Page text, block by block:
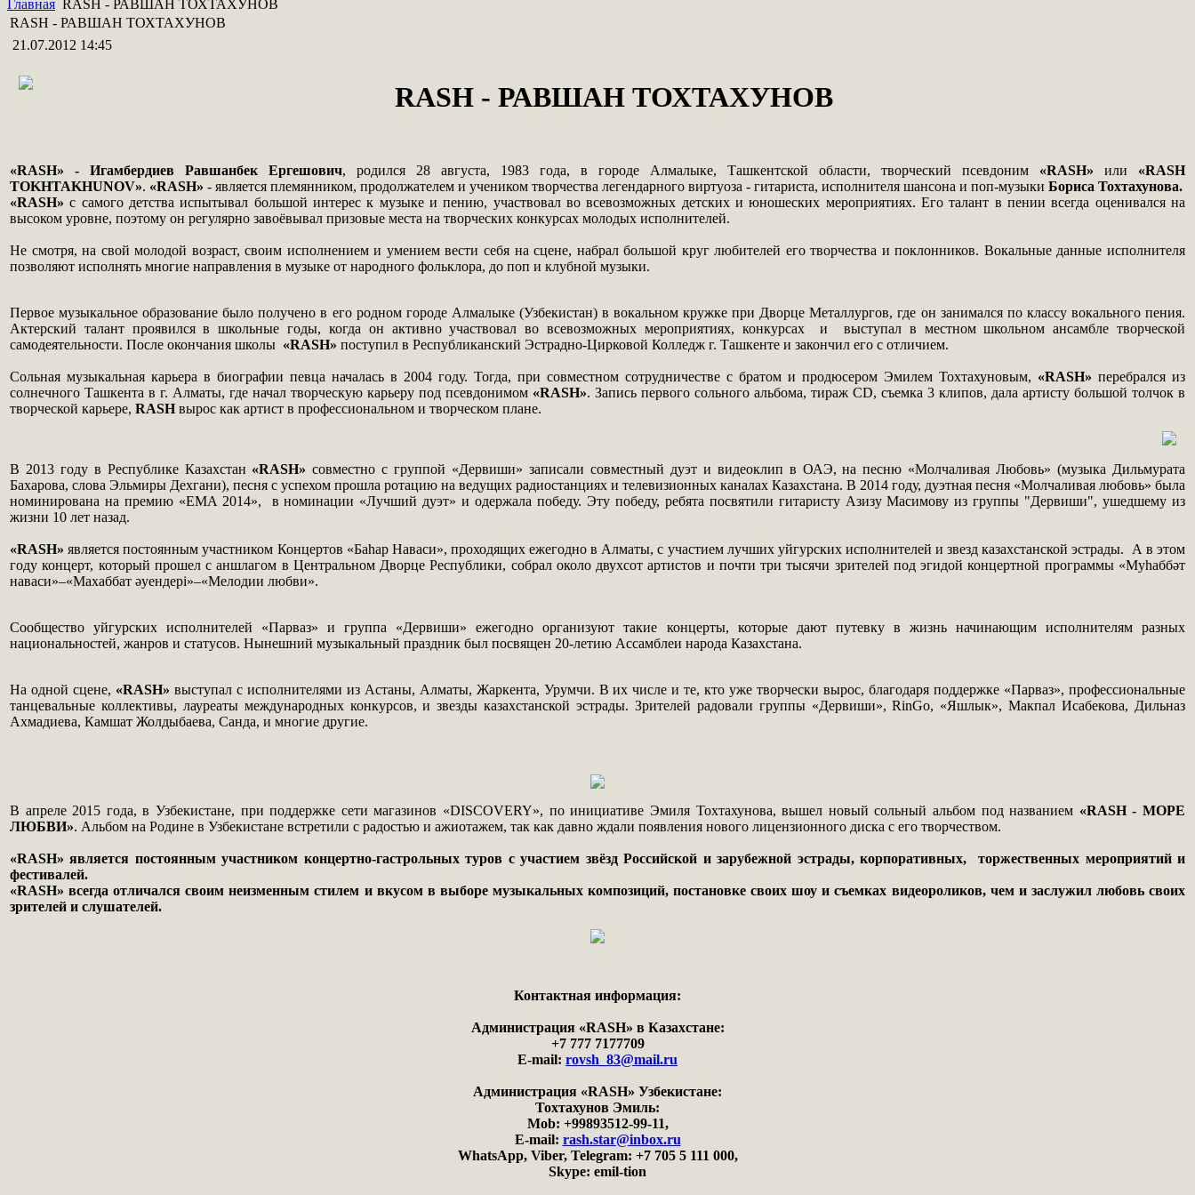
Главная RASH - РАВШАН ТОХТАХУНОВ
RASH - РАВШАН ТОХТАХУНОВ
21.07.2012 14:45
RASH - РАВШАН ТОХТАХУНОВ
«RASH» - Игамбердиев Равшанбек Ергешович, родился 28 августа, 1983 года, в городе Алмалыке, Ташкентской области, творческий псевдоним «RASH» или «RASH
TOKHTAKHUNOV». «RASH» - является племянником, продолжателем и учеником творчества легендарного виртуоза - гитариста, исполнителя шансона и поп-музыки Бориса Тохтахунова.
«RASH» с самого детства испытывал большой интерес к музыке и пению, участвовал во всевозможных детских и юношеских мероприятиях. Его талант в пении всегда оценивался на
высоком уровне, поэтому он регулярно завоёвывал призовые места на творческих конкурсах молодых исполнителей.
Не смотря, на свой молодой возраст, своим исполнением и умением вести себя на сцене, набрал большой круг любителей его творчества и поклонников. Вокальные данные исполнителя
позволяют исполнять многие направления в музыке от народного фольклора, до поп и клубной музыки.
Первое музыкальное образование было получено в его родном городе Алмалыке (Узбекистан) в вокальном кружке при Дворце Металлургов, где он занимался по классу вокального пения.
Актерский талант проявился в школьные годы, когда он активно участвовал во всевозможных мероприятиях, конкурсах и выступал в местном школьном ансамбле творческой
самодеятельности. После окончания школы «RASH» поступил в Республиканский Эстрадно-Цирковой Колледж г. Ташкенте и закончил его с отличием.
Сольная музыкальная карьера в биографии певца началась в 2004 году. Тогда, при совместном сотрудничестве с братом и продюсером Эмилем Тохтахуновым, «RASH» перебрался из
солнечного Ташкента в г. Алматы, где начал творческую карьеру под псевдонимом «RASH». Запись первого сольного альбома, тираж CD, съемка 3 клипов, дала артисту большой толчок в
творческой карьере, RASHвырос как артист в профессиональном и творческом плане.
В 2013 году в Республике Казахстан «RASH» совместно с группой «Дервиши» записали совместный дуэт и видеоклип в ОАЭ, на песню «Молчаливая Любовь» (музыка Дильмурата
Бахарова, слова Эльмиры Дехгани), песня с успехом прошла ротацию на ведущих радиостанциях и телевизионных каналах Казахстана. В 2014 году, дуэтная песня «Молчаливая любовь» была
номинирована на премию «EMA 2014», в номинации «Лучший дуэт» и одержала победу. Эту победу, ребята посвятили гитаристу Азизу Масимову из группы "Дервиши", ушедшему из
жизни 10 лет назад.
«RASH» является постоянным участником Концертов «Баһар Наваси», проходящих ежегодно в Алматы, с участием лучших уйгурских исполнителей и звезд казахстанской эстрады. А в этом
году концерт, который прошел с аншлагом в Центральном Дворце Республики, собрал около двухсот артистов и почти три тысячи зрителей под эгидой концертной программы «Муһаббәт
наваси»–«Махаббат әуендері»–«Мелодии любви».
Сообщество уйгурских исполнителей «Парваз» и группа «Дервиши» ежегодно организуют такие концерты, которые дают путевку в жизнь начинающим исполнителям разных
национальностей, жанров и статусов. Нынешний музыкальный праздник был посвящен 20-летию Ассамблеи народа Казахстана.
На одной сцене, «RASH» выступал с исполнителями из Астаны, Алматы, Жаркента, Урумчи. В их числе и те, кто уже творчески вырос, благодаря поддержке «Парваз», профессиональные
танцевальные коллективы, лауреаты международных конкурсов, и звезды казахстанской эстрады. Зрителей радовали группы «Дервиши», RinGo, «Яшлык», Макпал Исабекова, Дильназ
Ахмадиева, Камшат Жолдыбаева, Санда, и многие другие.
В апреле 2015 года, в Узбекистане, при поддержке сети магазинов «DISCOVERY», по инициативе Эмиля Тохтахунова, вышел новый сольный альбом под названием «RASH - МОРЕ
ЛЮБВИ». Альбом на Родине в Узбекистане встретили с радостью и ажиотажем, так как давно ждали появления нового лицензионного диска с его творчеством.
«RASH» является постоянным участником концертно-гастрольных туров с участием звёзд Российской и зарубежной эстрады, корпоративных, торжественных мероприятий и
фестивалей.
«RASH» всегда отличался своим неизменным стилем и вкусом в выборе музыкальных композиций, постановке своих шоу и съемках видеороликов, чем и заслужил любовь своих
зрителей и слушателей.
Контактная информация:
Администрация «RASH» в Казахстане:
+7 777 7177709
E-mail: rovsh_83@mail.ru
Администрация «RASH» Узбекистане:
Тохтахунов Эмиль:
Mob: +99893512-99-11,
E-mail: rash.star@inbox.ru
WhatsApp, Viber, Telegram: +7 705 5 111 000,
Skype: emil-tion